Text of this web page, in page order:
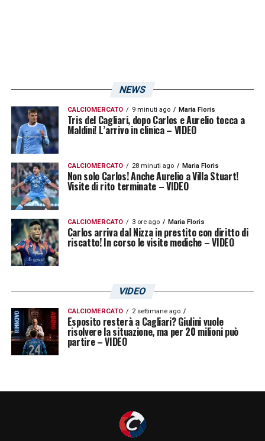
NEWS
CALCIOMERCATO 9 minuti ago Maria Floris
Tris del Cagliari, dopo Carlos e Aurelio tocca a
Maldini! L’arrivo in clinica – VIDEO
CALCIOMERCATO 28 minuti ago Maria Floris
Non solo Carlos! Anche Aurelio a Villa Stuart!
Visite di rito terminate – VIDEO
CALCIOMERCATO 3 ore ago Maria Floris
Carlos arriva dal Nizza in prestito con diritto di
riscatto! In corso le visite mediche – VIDEO
VIDEO
CALCIOMERCATO 2 settimane ago
Esposito resterà a Cagliari? Giulini vuole
risolvere la situazione, ma per 20 milioni può
partire – VIDEO